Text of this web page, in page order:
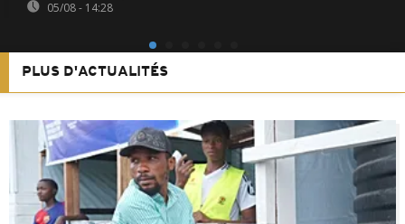
05/08 - 14:28
PLUS D'ACTUALITÉS